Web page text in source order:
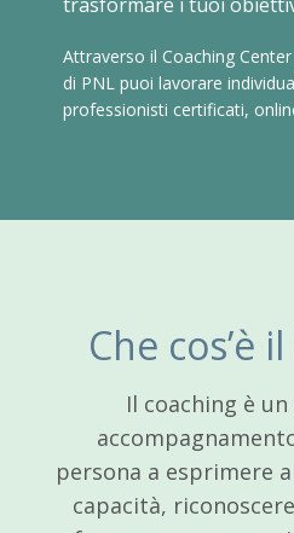
Attraverso il Coaching
di PNL puoi lavorare
professionisti certificati,
Che cos’è
Il coaching è
persona a esprimere
capacità,